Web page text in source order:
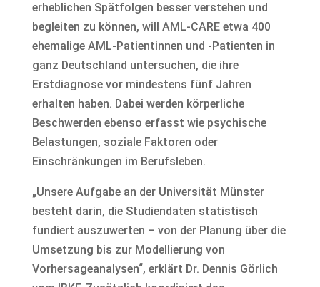
erheblichen Spätfolgen besser verstehen und
begleiten zu können, will AML-CARE etwa 400
ehemalige AML-Patientinnen und -Patienten in
ganz Deutschland untersuchen, die ihre
Erstdiagnose vor mindestens fünf Jahren
erhalten haben. Dabei werden körperliche
Beschwerden ebenso erfasst wie psychische
Belastungen, soziale Faktoren oder
Einschränkungen im Berufsleben.
„Unsere Aufgabe an der Universität Münster
besteht darin, die Studiendaten statistisch
fundiert auszuwerten – von der Planung über die
Umsetzung bis zur Modellierung von
Vorhersageanalysen“, erklärt Dr. Dennis Görlich